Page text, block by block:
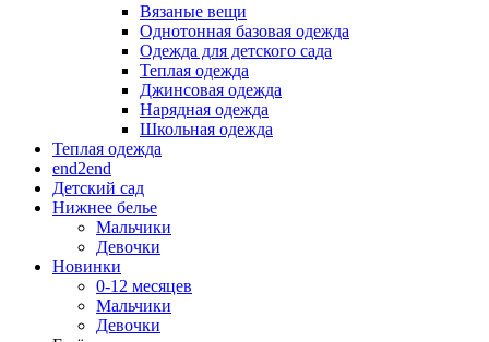
Вязаные вещи
Однотонная базовая одежда
Одежда для детского сада
Теплая одежда
Джинсовая одежда
Нарядная одежда
Школьная одежда
Теплая одежда
end2end
Детский сад
Нижнее белье
Мальчики
Девочки
Новинки
0-12 месяцев
Мальчики
Девочки